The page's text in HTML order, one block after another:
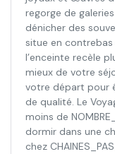
regorge de
dénicher des
situe en
l’enceinte recèle
mieux de votre
votre départ pour
de qualité. Le
moins de
dormir dans une
chez